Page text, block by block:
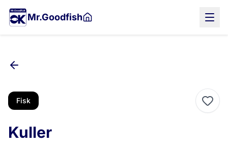
Mr.Goodfish
Fisk
Kuller